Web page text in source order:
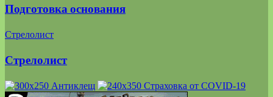
Подготовка основания
Стрелолист
Стрелолист